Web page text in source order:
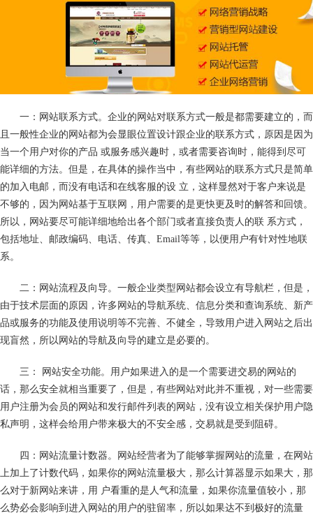
一：网站联系方式。企业的网站对联系方式一般是都需要建立的，而
且一般性企业的网站都为会显眼位置设计跟企业的联系方式，原因是因为
当一个用户对你的产品 或服务感兴趣时，或者需要咨询时，能得到尽可
能详细的方法。但是，在具体的操作当中，有些网站的联系方式只是简单
的加入电邮，而没有电话和在线客服的设 立，这样显然对于客户来说是
不够的，因为网站基于互联网，用户需要的是更快更及时的解答和回馈。
所以，网站要尽可能详细地给出各个部门或者直接负责人的联 系方式，
包括地址、邮政编码、电话、传真、Email等等，以便用户有针对性地联
系。
二：网站流程及向导。一般企业类型网站都会设立有导航栏，但是，
由于技术层面的原因，许多网站的导航系统、信息分类和查询系统、新产
品或服务的功能及使用说明等不完善、不健全，导致用户进入网站之后出
现盲然，所以网站的导航及向导的建立是必要的。
三： 网站安全功能。用户如果进入的是一个需要进交易的网站的
话，那么安全就相当重要了，但是，有些网站对此并不重视，对一些需要
用户注册为会员的网站和发行邮件列表的网站，没有设立相关保护用户隐
私声明，这样会给用户带来极大的不安全感，交易就是受到阻碍。
四：网站流量计数器。网站经营者为了能够掌握网站的流量，在网站
上加上了计数代码，如果你的网站流量极大，那么计算器显示如果大，那
么对于新网站来讲，用 户看重的是人气和流量，如果你流量值较小，那
么势必会影响到进入网站的用户的驻留率，所以如果达不到极好的流量